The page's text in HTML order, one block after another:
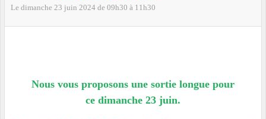
Le dimanche 23 juin 2024 de 09h30 à 11h30
Nous vous proposons une sortie longue pour
ce dimanche 23 juin.